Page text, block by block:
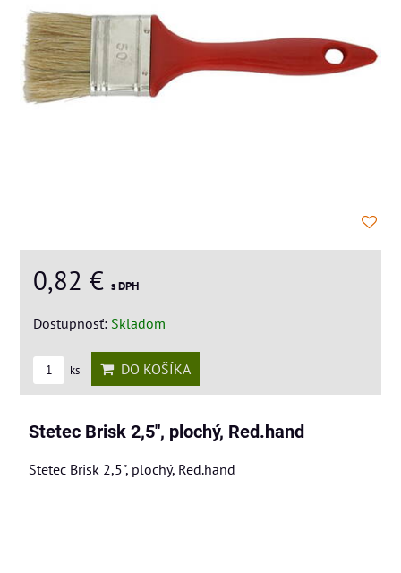
0,82 € s DPH
Dostupnosť: Skladom
ks DO KOŠÍKA
Stetec Brisk 2,5", plochý, Red.hand
Stetec Brisk 2,5", plochý, Red.hand